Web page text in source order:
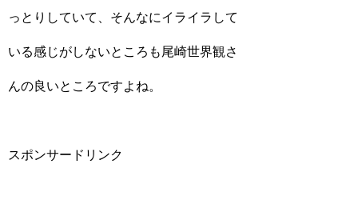
っとりしていて、そんなにイライラして
いる感じがしないところも尾崎世界観さ
んの良いところですよね。
スポンサードリンク